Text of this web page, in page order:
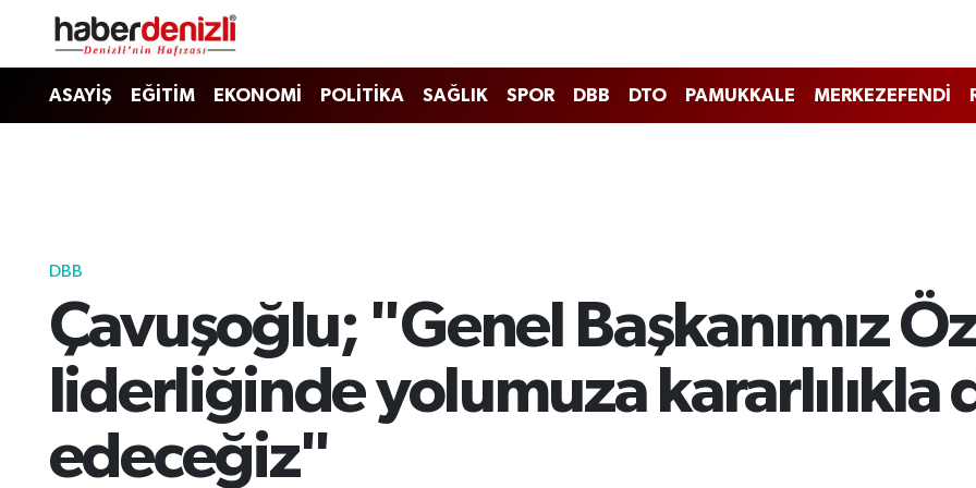
ASAYİŞ EĞİTİM EKONOMİ POLİTİKA SAĞLIK SPOR DBB DTO PAMUKKALE MERKEZEFENDİ
DBB
Çavuşoğlu; "Genel Başkanımız
liderliğinde yolumuza kararlılıkla
edeceğiz"
Denizli Nöbetçi Eczaneler
Tüm Manşetler
Son Dakika Haberleri
Haber Arşivi